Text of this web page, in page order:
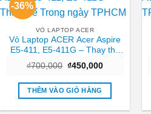
-36%
VỎ LAPTOP ACER
Vỏ Laptop ACER Acer Aspire
E5-411, E5-411G – Thay thế
₫700,000 Giá
là:
₫700,000.
₫450,000Giá
tại
₫450,000.
THÊM VÀO GIỎ HÀNG